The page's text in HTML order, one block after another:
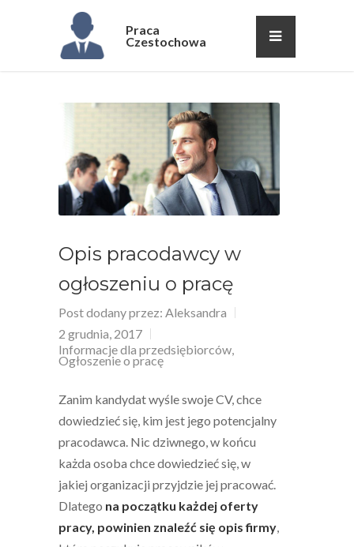
Praca
Czestochowa
Opis pracodawcy w
ogłoszeniu o pracę
Post dodany przez: Aleksandra
2 grudnia, 2017
Informacje dla przedsiębiorców,
Ogłoszenie o pracę
Zanim kandydat wyśle swoje CV, chce
dowiedzieć się, kim jest jego potencjalny
pracodawca. Nic dziwnego, w końcu
każda osoba chce dowiedzieć się, w
jakiej organizacji przyjdzie jej pracować.
Dlatego na początku każdej oferty
pracy, powinien znaleźć się opis firmy,